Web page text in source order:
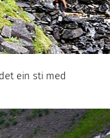
ein sti med